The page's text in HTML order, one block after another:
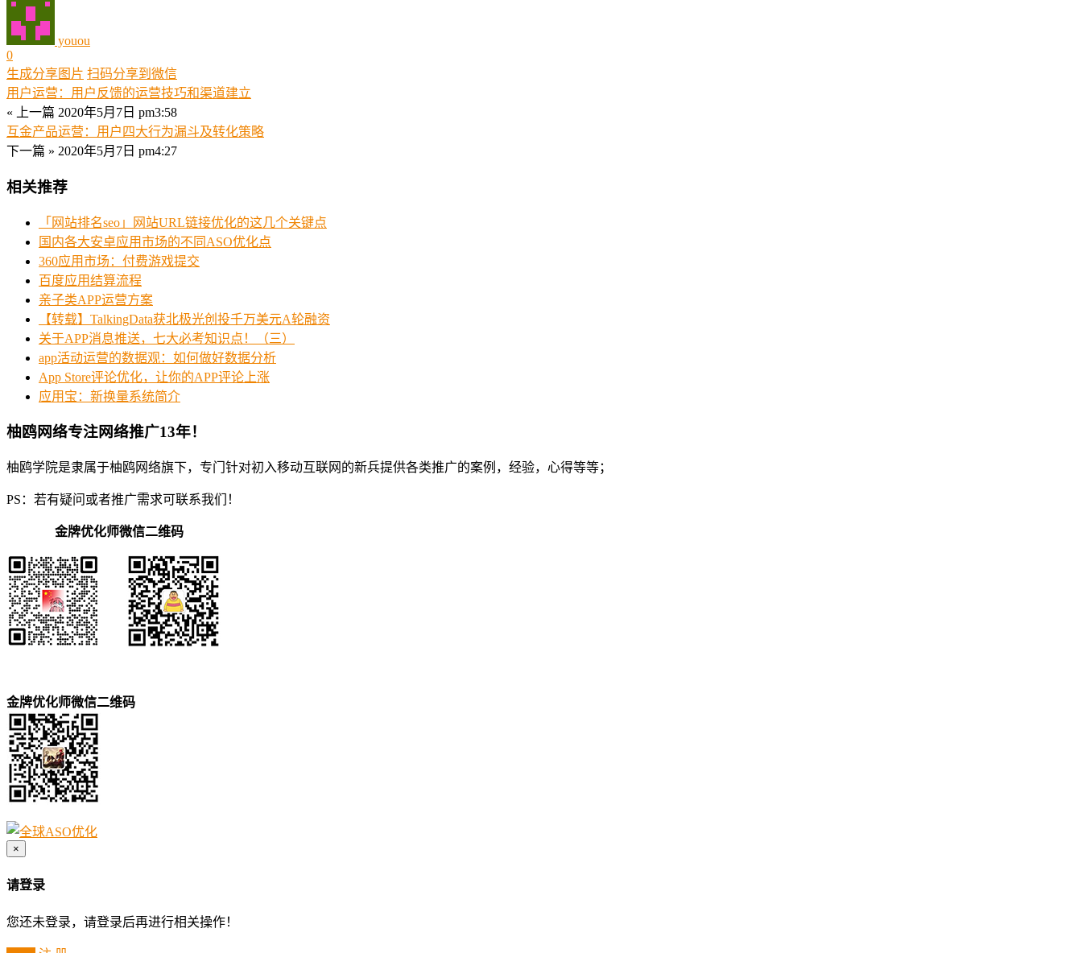
youou
0
生成分享图片 扫码分享到微信
用户运营：用户反馈的运营技巧和渠道建立
« 上一篇 2020年5月7日 pm3:58
互金产品运营：用户四大行为漏斗及转化策略
下一篇 » 2020年5月7日 pm4:27
相关推荐
「网站排名seo」网站URL链接优化的这几个关键点
国内各大安卓应用市场的不同ASO优化点
360应用市场：付费游戏提交
百度应用结算流程
亲子类APP运营方案
【转载】TalkingData获北极光创投千万美元A轮融资
关于APP消息推送，七大必考知识点！（三）
app活动运营的数据观：如何做好数据分析
App Store评论优化，让你的APP评论上涨
应用宝：新换量系统简介
柚鸥网络专注网络推广13年！
柚鸥学院是隶属于柚鸥网络旗下，专门针对初入移动互联网的新兵提供各类推广的案例，经验，心得等等；
PS：若有疑问或者推广需求可联系我们！
金牌优化师微信二维码
金牌优化师微信二维码
×
请登录
您还未登录，请登录后再进行相关操作！